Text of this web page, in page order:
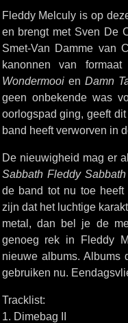
Fleddy Melculy is op
en brengt met Sven De
Smet-Van Damme van
kanonnen van
Wondermooien Damn
geen onbekende was
oorlogspad ging, geeft
band heeft verworven in
De nieuwigheid mag er
Sabbath Fleddy Sabbath
de band tot nu toe heeft
zijn dat het luchtige
metal, dan bel je de
genoeg rek in Fleddy
nieuwe albums.
gebruiken nu.
Tracklist:
1. Dimebag II